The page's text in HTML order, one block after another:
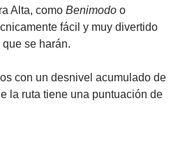
Alta, como Benimodo o
fácil y muy divertido
se harán.
con un desnivel acumulado de
la ruta tiene una puntuación de